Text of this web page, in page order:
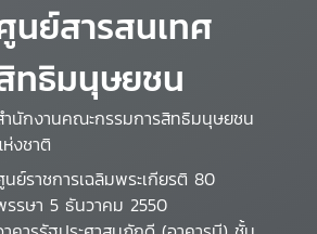
นย์สารสนเทศ
ทธิมนุษยชน
ำนักงานคณะกรรมการสิทธิมนุษยชน
ห่งชาติ
นย์ราชการเฉลิมพระเกียรติ 80
รรษา 5 ธันวาคม 2550